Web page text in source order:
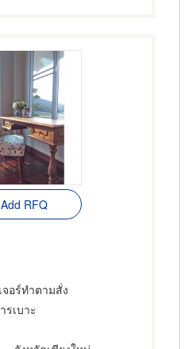
Add RFQ
จอร์ทำตามสั่ง
รเบาะ